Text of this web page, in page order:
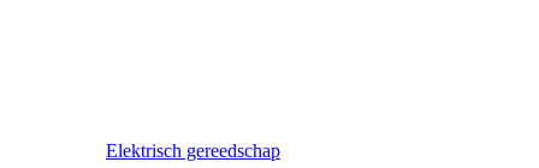
Elektrisch gereedschap